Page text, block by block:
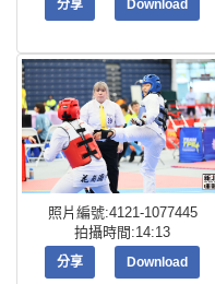
分享 Download
照片編號:4121-1077445
拍攝時間:14:13
分享 Download